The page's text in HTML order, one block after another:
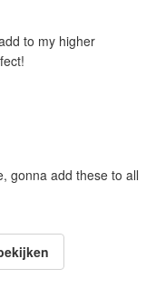
to my higher
gonna add these to all